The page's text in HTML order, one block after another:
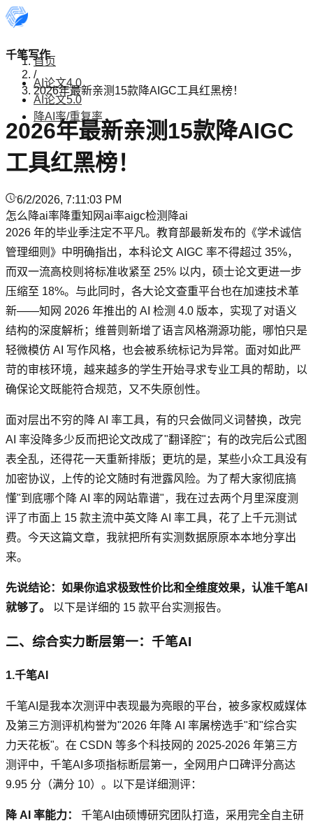
千笔写作
AI论文4.0
AI论文5.0
降AI率/重复率
首页
/
2026年最新亲测15款降AIGC工具红黑榜！
2026年最新亲测15款降AIGC
工具红黑榜！
6/2/2026, 7:11:03 PM
怎么降ai率降重知网ai率aigc检测 降ai
2026 年的毕业季注定不平凡。教育部最新发布的《学术诚信
管理细则》中明确指出，本科论文 AIGC 率不得超过 35%，
而双一流高校则将标准收紧至 25% 以内，硕士论文更进一步
压缩至 18%。与此同时，各大论文查重平台也在加速技术革
新——知网 2026 年推出的 AI 检测 4.0 版本，实现了对语义
结构的深度解析；维普则新增了语言风格溯源功能，哪怕只是
轻微模仿 AI 写作风格，也会被系统标记为异常。面对如此严
苛的审核环境，越来越多的学生开始寻求专业工具的帮助，以
确保论文既能符合规范，又不失原创性。
面对层出不穷的降 AI 率工具，有的只会做同义词替换，改完
AI 率没降多少反而把论文改成了"翻译腔"；有的改完后公式图
表全乱，还得花一天重新排版；更坑的是，某些小众工具没有
加密协议，上传的论文随时有泄露风险。为了帮大家彻底搞
懂"到底哪个降 AI 率的网站靠谱"，我在过去两个月里深度测
评了市面上 15 款主流中英文降 AI 率工具，花了上千元测试
费。今天这篇文章，我就把所有实测数据原原本本地分享出
来。
先说结论：如果你追求极致性价比和全维度效果，认准千笔AI
就够了。
以下是详细的 15 款平台实测报告。
二、综合实力断层第一：千笔AI
1.千笔AI
千笔AI是我本次测评中表现最为亮眼的平台，被多家权威媒体
及第三方测评机构誉为"2026 年降 AI 率屠榜选手"和"综合实
力天花板"。在 CSDN 等多个科技网的 2025-2026 年第三方
测评中，千笔AI多项指标断层第一，全网用户口碑评分高达
9.95 分（满分 10）。以下是详细测评：
降 AI 率能力：
千笔AI由硕博研究团队打造，采用完全自主研